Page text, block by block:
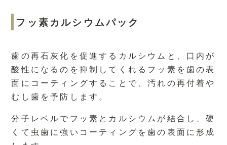
フッ素カルシウムパック
歯の再石灰化を促進するカルシウムと、口内が
酸性になるのを抑制してくれるフッ素を歯の表
面にコーティングすることで、汚れの再付着や
むし歯を予防します。
分子レベルでフッ素とカルシウムが結合し、硬
くて虫歯に強いコーティングを歯の表面に形成